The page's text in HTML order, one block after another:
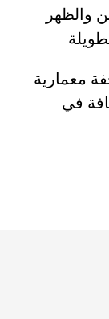
والظهر
معمارية
في